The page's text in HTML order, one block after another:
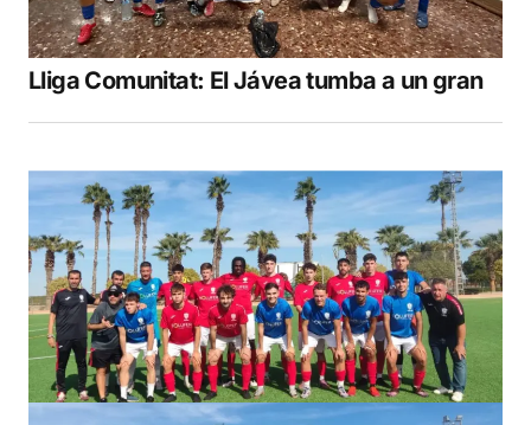
Lliga Comunitat: El Jávea tumba a un gran